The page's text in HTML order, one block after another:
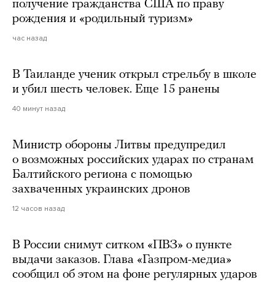
получение гражданства США по праву
рождения и «родильный туризм»
час назад
В Таиланде ученик открыл стрельбу в школе
и убил шесть человек. Еще 15 ранены
40 минут назад
Министр обороны Литвы предупредил
о возможных российских ударах по странам
Балтийского региона с помощью
захваченных украинских дронов
12 часов назад
В России снимут ситком «ПВЗ» о пункте
выдачи заказов. Глава «Газпром-медиа»
сообщил об этом на фоне регулярных ударов